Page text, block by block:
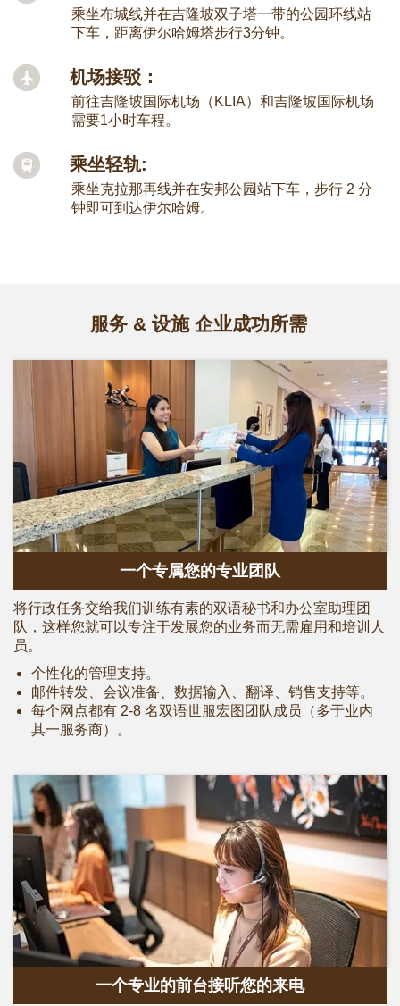
乘坐布城线并在吉隆坡双子塔一带的公园环线站
下车，距离伊尔哈姆塔步行3分钟。
机场接驳：
前往吉隆坡国际机场（KLIA）和吉隆坡国际机场
需要1小时车程。
乘坐轻轨:
乘坐克拉那再线并在安邦公园站下车，步行 2 分
钟即可到达伊尔哈姆。
服务 & 设施 企业成功所需
一个专属您的专业团队
将行政任务交给我们训练有素的双语秘书和办公室助理团
队，这样您就可以专注于发展您的业务而无需雇用和培训人
员。
个性化的管理支持。
邮件转发、会议准备、数据输入、翻译、销售支持等。
每个网点都有 2-8 名双语世服宏图团队成员（多于业内
其一服务商）。
一个专业的前台接听您的来电